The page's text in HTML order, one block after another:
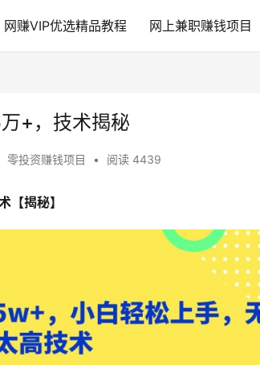
网赚VIP优选精品教程 网上兼职赚钱项目
+，技术揭秘
零投资赚钱项目 • 阅读 4439
【揭秘】